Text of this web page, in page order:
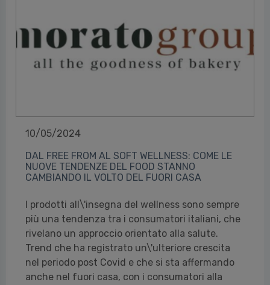
10/05/2024
DAL FREE FROM AL SOFT WELLNESS: COME LE
NUOVE TENDENZE DEL FOOD STANNO
CAMBIANDO IL VOLTO DEL FUORI CASA
I prodotti all\'insegna del wellness sono sempre
più una tendenza tra i consumatori italiani, che
rivelano un approccio orientato alla salute.
Trend che ha registrato un\'ulteriore crescita
nel periodo post Covid e che si sta affermando
anche nel fuori casa, con i consumatori alla